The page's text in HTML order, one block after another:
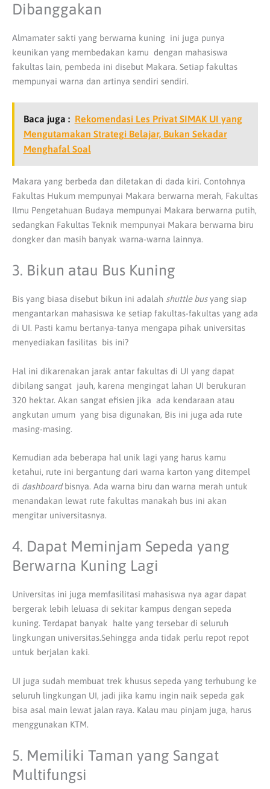
Dibanggakan
Almamater sakti yang berwarna kuning ini juga punya
keunikan yang membedakan kamu dengan mahasiswa
fakultas lain, pembeda ini disebut Makara. Setiap fakultas
mempunyai warna dan artinya sendiri sendiri.
Baca juga : Rekomendasi Les Privat SIMAK UI yang
Mengutamakan Strategi Belajar, Bukan Sekadar
Menghafal Soal
Makara yang berbeda dan diletakan di dada kiri. Contohnya
Fakultas Hukum mempunyai Makara berwarna merah, Fakultas
Ilmu Pengetahuan Budaya mempunyai Makara berwarna putih,
sedangkan Fakultas Teknik mempunyai Makara berwarna biru
dongker dan masih banyak warna-warna lainnya.
3. Bikun atau Bus Kuning
Bis yang biasa disebut bikun ini adalah shuttle busyang siap
mengantarkan mahasiswa ke setiap fakultas-fakultas yang ada
di UI. Pasti kamu bertanya-tanya mengapa pihak universitas
menyediakan fasilitas bis ini?
Hal ini dikarenakan jarak antar fakultas di UI yang dapat
dibilang sangat jauh, karena mengingat lahan UI berukuran
320 hektar. Akan sangat efisien jika ada kendaraan atau
angkutan umum yang bisa digunakan, Bis ini juga ada rute
masing-masing.
Kemudian ada beberapa hal unik lagi yang harus kamu
ketahui, rute ini bergantung dari warna karton yang ditempel
di dashboardbisnya. Ada warna biru dan warna merah untuk
menandakan lewat rute fakultas manakah bus ini akan
mengitar universitasnya.
4. Dapat Meminjam Sepeda yang
Berwarna Kuning Lagi
Universitas ini juga memfasilitasi mahasiswa nya agar dapat
bergerak lebih leluasa di sekitar kampus dengan sepeda
kuning. Terdapat banyak halte yang tersebar di seluruh
lingkungan universitas.Sehingga anda tidak perlu repot repot
untuk berjalan kaki.
UI juga sudah membuat trek khusus sepeda yang terhubung ke
seluruh lingkungan UI, jadi jika kamu ingin naik sepeda gak
bisa asal main lewat jalan raya. Kalau mau pinjam juga, harus
menggunakan KTM.
5. Memiliki Taman yang Sangat
Multifungsi